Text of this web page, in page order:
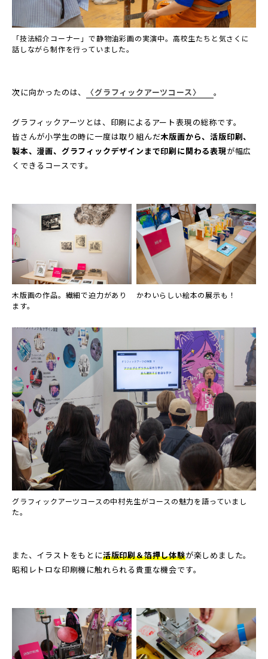
「技法紹介コーナー」で静物油彩画の実演中。高校生たちと気さくに
話しながら制作を行っていました。
次に向かったのは、 〈グラフィックアーツコース〉 。
グラフィックアーツとは、印刷によるアート表現の総称です。
皆さんが小学生の時に一度は取り組んだ木版画から、活版印刷、
製本、漫画、グラフィックデザインまで印刷に関わる表現が幅広
くできるコースです。
木版画の作品。繊細で迫力があり
ます。
かわいらしい絵本の展示も！
グラフィックアーツコースの中村先生がコースの魅力を語っていまし
た。
また、イラストをもとに活版印刷＆箔押し体験が楽しめました。
昭和レトロな印刷機に触れられる貴重な機会です。